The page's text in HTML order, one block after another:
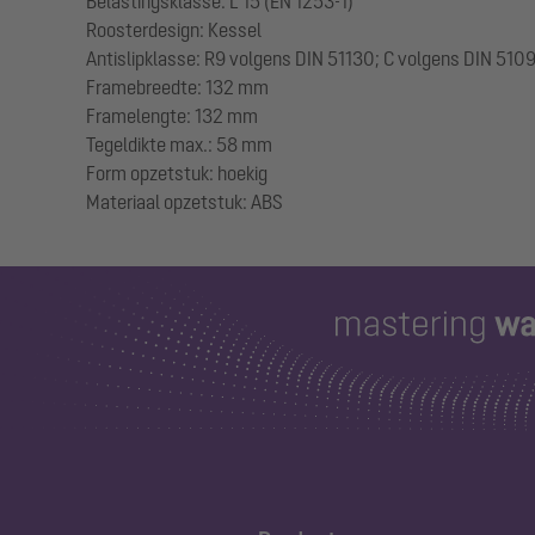
Roosterdesign: Kessel
Antislipklasse: R9 volgens DIN 51130; C volgens DIN
Framebreedte: 132 mm
Framelengte: 132 mm
Tegeldikte max.: 58 mm
Form opzetstuk: hoekig